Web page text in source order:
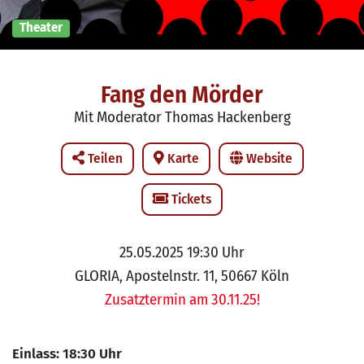
Theater
Fang den Mörder
Mit Moderator Thomas Hackenberg
Teilen Karte Website
Tickets
25.05.2025 19:30 Uhr
GLORIA, Apostelnstr. 11, 50667 Köln
Zusatztermin am 30.11.25!
Einlass: 18:30 Uhr